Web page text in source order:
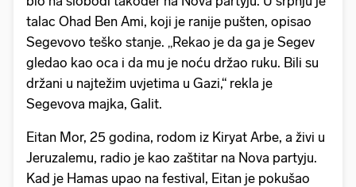
talac Ohad Ben Ami, koji je ranije pušten, opisao
Segevovo teško stanje. „Rekao je da ga je Segev
gledao kao oca i da mu je noću držao ruku. Bili su
držani u najtežim uvjetima u Gazi,“ rekla je
Segevova majka, Galit.
Eitan Mor, 25 godina, rodom iz Kiryat Arbe, a živi u
Jeruzalemu, radio je kao zaštitar na Nova partyju.
Kad je Hamas upao na festival, Eitan je pokušao